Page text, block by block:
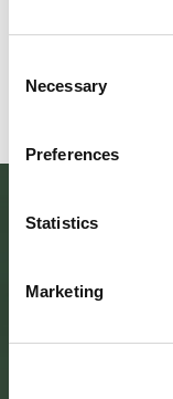
Selection
Necessary
Preferences
Statistics
Marketing
DELLE